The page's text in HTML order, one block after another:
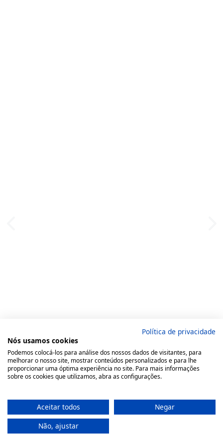
Política de privacidade
Nós usamos cookies
Podemos colocá-los para análise dos nossos dados de visitantes, para
melhorar o nosso site, mostrar conteúdos personalizados e para lhe
proporcionar uma óptima experiência no site. Para mais informações
sobre os cookies que utilizamos, abra as configurações.
Aceitar todos
Negar
Não, ajustar